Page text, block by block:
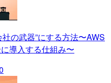
社の武器”にする方法〜AWS
導入する仕組み〜